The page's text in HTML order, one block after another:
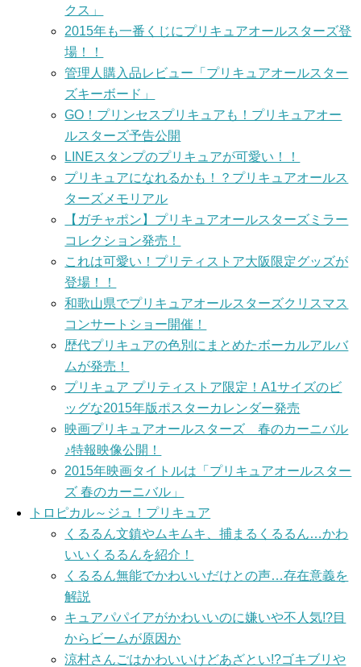
クス」
2015年も一番くじにプリキュアオールスターズ登
場！！
管理人購入品レビュー「プリキュアオールスター
ズキーボード」
GO！プリンセスプリキュアも！プリキュアオー
ルスターズ予告公開
LINEスタンプのプリキュアが可愛い！！
プリキュアになれるかも！？プリキュアオールス
ターズメモリアル
【ガチャポン】プリキュアオールスターズミラー
コレクション発売！
これは可愛い！プリティストア大阪限定グッズが
登場！！
和歌山県でプリキュアオールスターズクリスマス
コンサートショー開催！
歴代プリキュアの色別にまとめたボーカルアルバ
ムが発売！
プリキュア プリティストア限定！A1サイズのビ
ッグな2015年版ポスターカレンダー発売
映画プリキュアオールスターズ 春のカーニバル
♪特報映像公開！
2015年映画タイトルは「プリキュアオールスター
ズ 春のカーニバル」
トロピカル～ジュ！プリキュア
くるるん文鎮やムキムキ、捕まるくるるん…かわ
いいくるるんを紹介！
くるるん無能でかわいいだけとの声…存在意義を
解説
キュアパパイアがかわいいのに嫌いや不人気!?目
からビームが原因か
涼村さんごはかわいいけどあざとい!?ゴキブリや